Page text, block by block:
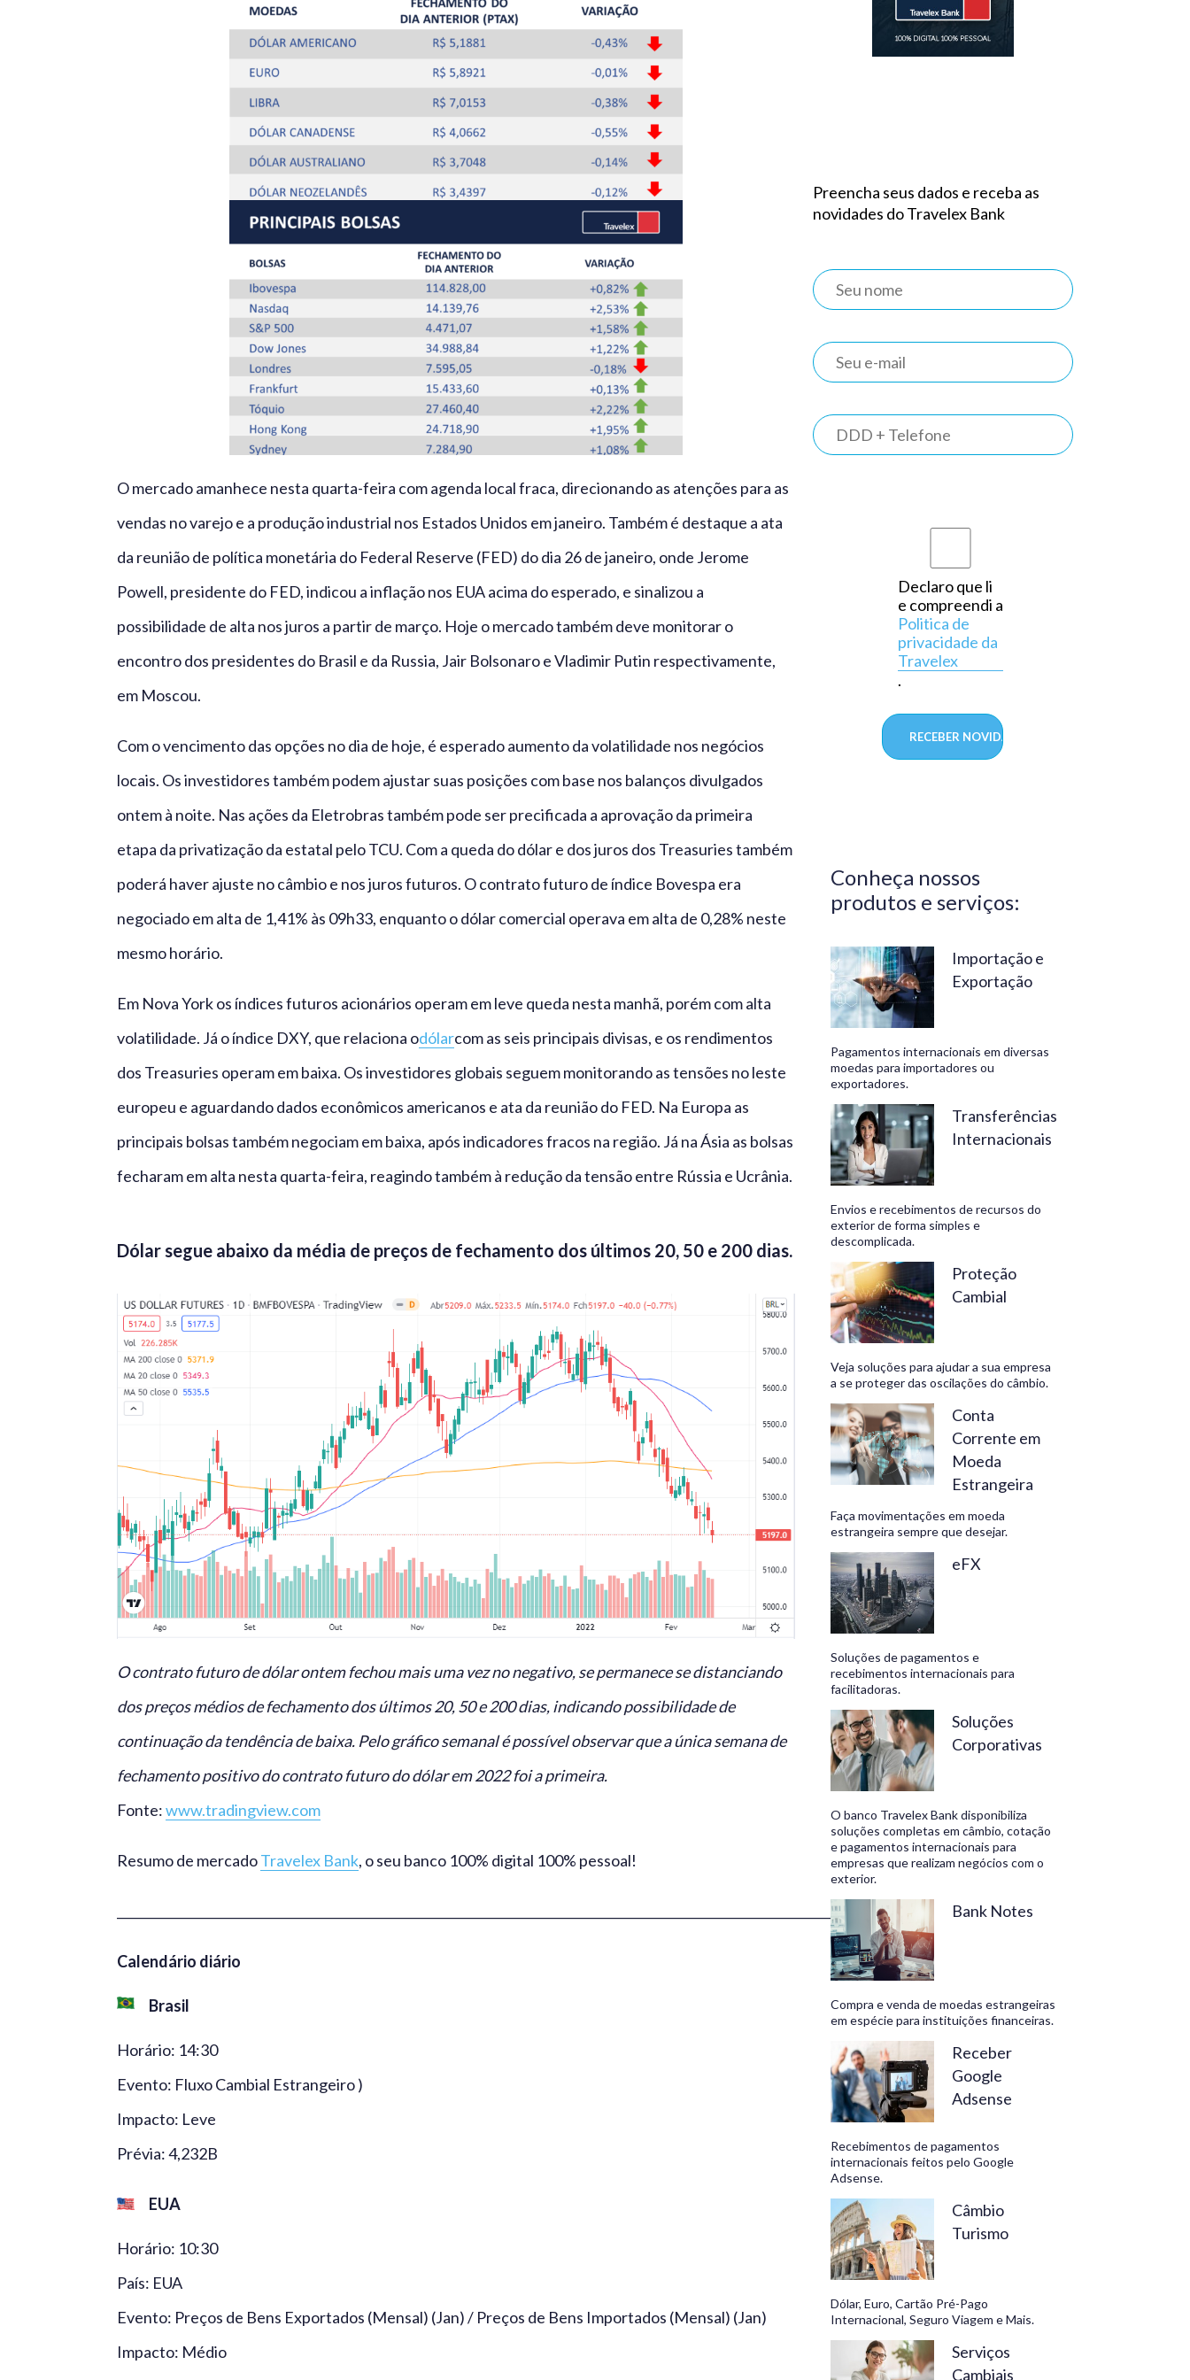
O mercado amanhece nesta quarta-feira com agenda local fraca, direcionando as atenções para as
vendas no varejo e a produção industrial nos Estados Unidos em janeiro. Também é destaque a ata
da reunião de política monetária do Federal Reserve (FED) do dia 26 de janeiro, onde Jerome
Powell, presidente do FED, indicou a inflação nos EUA acima do esperado, e sinalizou a
possibilidade de alta nos juros a partir de março. Hoje o mercado também deve monitorar o
encontro dos presidentes do Brasil e da Russia, Jair Bolsonaro e Vladimir Putin respectivamente,
em Moscou.
Com o vencimento das opções no dia de hoje, é esperado aumento da volatilidade nos negócios
locais. Os investidores também podem ajustar suas posições com base nos balanços divulgados
ontem à noite. Nas ações da Eletrobras também pode ser precificada a aprovação da primeira
etapa da privatização da estatal pelo TCU. Com a queda do dólar e dos juros dos Treasuries também
poderá haver ajuste no câmbio e nos juros futuros. O contrato futuro de índice Bovespa era
negociado em alta de 1,41% às 09h33, enquanto o dólar comercial operava em alta de 0,28% neste
mesmo horário.
Em Nova York os índices futuros acionários operam em leve queda nesta manhã, porém com alta
volatilidade. Já o índice DXY, que relaciona odólarcom as seis principais divisas, e os rendimentos
dos Treasuries operam em baixa. Os investidores globais seguem monitorando as tensões no leste
europeu e aguardando dados econômicos americanos e ata da reunião do FED. Na Europa as
principais bolsas também negociam em baixa, após indicadores fracos na região. Já na Ásia as bolsas
fecharam em alta nesta quarta-feira, reagindo também à redução da tensão entre Rússia e Ucrânia.
Dólar segue abaixo da média de preços de fechamento dos últimos 20, 50 e 200 dias.
O contrato futuro de dólar ontem fechou mais uma vez no negativo, se permanece se distanciando
dos preços médios de fechamento dos últimos 20, 50 e 200 dias, indicando possibilidade de
continuação da tendência de baixa. Pelo gráfico semanal é possível observar que a única semana de
fechamento positivo do contrato futuro do dólar em 2022 foi a primeira.
Fonte:www.tradingview.com
Resumo de mercadoTravelex Bank, o seu banco 100% digital 100% pessoal!
______________________________________________________________________________________________________________________________
Calendário diário
Brasil
Horário: 14:30
Evento: Fluxo Cambial Estrangeiro )
Impacto: Leve
Prévia: 4,232B
EUA
Horário: 10:30
País: EUA
Evento: Preços de Bens Exportados (Mensal) (Jan) / Preços de Bens Importados (Mensal) (Jan)
Impacto: Médio
Preencha seus dados e receba as
novidades do Travelex Bank
Declaro que li
e compreendi a
Politica de
privacidade da
Travelex
.
TRAVELEX
BANK
primeiro
banco do
país a
operar
exclusivamente
em
aprovado
pelo
confiabilidade
e
são nossos
diferenciais.
Bank,
negócios
rentáveis
Conheça nossos
produtos e serviços:
Importação e
Exportação
Pagamentos internacionais em diversas
moedas para importadores ou
exportadores.
Transferências
Internacionais
Envios e recebimentos de recursos do
exterior de forma simples e
descomplicada.
Proteção
Cambial
Veja soluções para ajudar a sua empresa
a se proteger das oscilações do câmbio.
Conta
Corrente em
Moeda
Estrangeira
Faça movimentações em moeda
estrangeira sempre que desejar.
eFX
Soluções de pagamentos e
recebimentos internacionais para
facilitadoras.
Soluções
Corporativas
O banco Travelex Bank disponibiliza
soluções completas em câmbio, cotação
e pagamentos internacionais para
empresas que realizam negócios com o
exterior.
Bank Notes
Compra e venda de moedas estrangeiras
em espécie para instituições financeiras.
Receber
Google
Adsense
Recebimentos de pagamentos
internacionais feitos pelo Google
Adsense.
Câmbio
Turismo
Dólar, Euro, Cartão Pré-Pago
Internacional, Seguro Viagem e Mais.
Serviços
Cambiais